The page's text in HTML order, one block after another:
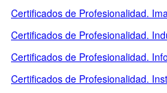
Certificados de Profesionalidad.
Certificados de Profesionalidad.
Certificados de Profesionalidad.
Certificados de Profesionalidad.